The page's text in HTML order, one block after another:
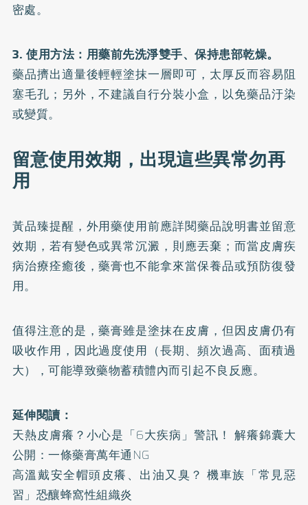
密處。
3. 使用方法：用藥前先洗淨雙手、保持患部乾燥。
藥品擠出適量後輕輕塗抹一層即可，太厚反而容易阻
塞毛孔；另外，不建議自行分裝小盒，以免藥品汙染
或變質。
留意使用效期，出現這些異常勿再
用
黃品臻提醒，外用藥使用前應詳閱藥品說明書並留意
效期，若有變色或異常沉澱，則應丟棄；而當皮膚疾
病治療痊癒後，藥膏也不能拿來當保養品或預防復發
用。
值得注意的是，藥膏雖是塗抹在皮膚，但因皮膚仍有
吸收作用，因此過度使用（長期、頻次過高、面積過
大），可能導致藥物蓄積體內而引起不良反應。
延伸閱讀：
天熱皮膚癢？小心是「6大疾病」警訊！ 解癢錦囊大
公開：一條藥膏萬年通NG
高溫戴安全帽頭皮癢、出油又臭？ 機車族「常見惡
習」恐釀蜂窩性組織炎